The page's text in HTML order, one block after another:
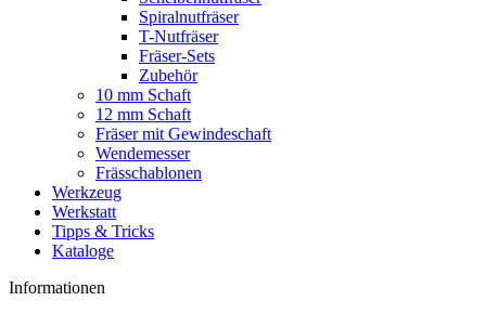
Spiralnutfräser
T-Nutfräser
Fräser-Sets
Zubehör
10 mm Schaft
12 mm Schaft
Fräser mit Gewindeschaft
Wendemesser
Frässchablonen
Werkzeug
Werkstatt
Tipps & Tricks
Kataloge
Informationen